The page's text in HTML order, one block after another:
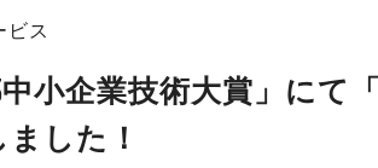
ビス
中小企業技術大賞」にて
した！